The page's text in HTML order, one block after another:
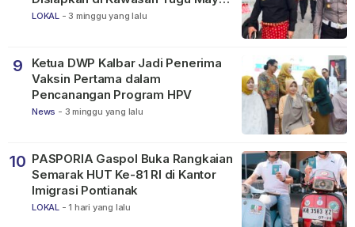
Alianyang
LOKAL - 3 minggu yang lalu
9
Ketua DWP Kalbar Jadi Penerima
Vaksin Pertama dalam
Pencanangan Program HPV
News - 3 minggu yang lalu
10 PASPORIA Gaspol Buka Rangkaian
Semarak HUT Ke-81 RI di Kantor
Imigrasi Pontianak
LOKAL - 1 hari yang lalu